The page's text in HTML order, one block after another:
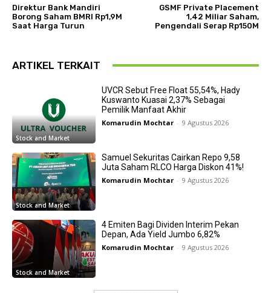
Direktur Bank Mandiri
Borong Saham BMRI Rp1,9M
Saat Harga Turun
GSMF Private Placement
1,42 Miliar Saham,
Pengendali Serap Rp150M
ARTIKEL TERKAIT
Stock and Market
UVCR Sebut Free Float 55,54%, Hady
Kuswanto Kuasai 2,37% Sebagai
Pemilik Manfaat Akhir
Komarudin Mochtar - 9 Agustus 2026
Stock and Market
Samuel Sekuritas Cairkan Repo 9,58
Juta Saham RLCO Harga Diskon 41%!
Komarudin Mochtar - 9 Agustus 2026
Stock and Market
4 Emiten Bagi Dividen Interim Pekan
Depan, Ada Yield Jumbo 6,82%
Komarudin Mochtar - 9 Agustus 2026